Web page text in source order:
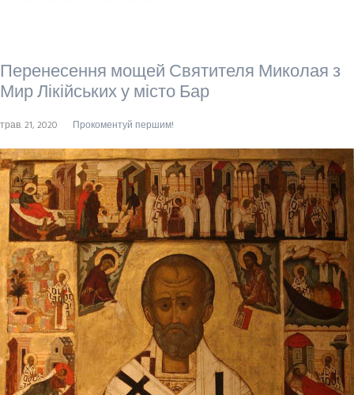
Перенесення мощей Святителя Миколая з
Мир Лікійських у місто Бар
трав. 21, 2020 Прокоментуй першим!